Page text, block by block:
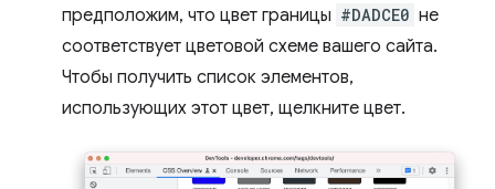
предположим, что цвет границы #DADCE0 не
соответствует цветовой схеме вашего сайта.
Чтобы получить список элементов,
использующих этот цвет, щелкните цвет.